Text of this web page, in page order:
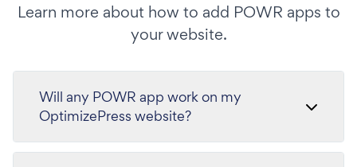
Learn more about how to add POWR apps to
your website.
Will any POWR app work on my
OptimizePress website?